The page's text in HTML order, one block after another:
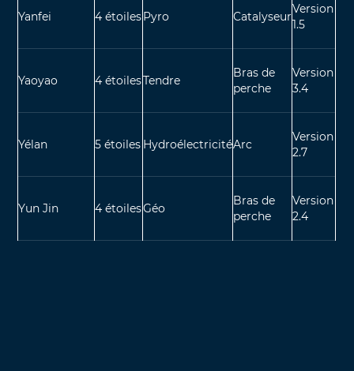
Yanfei 4 étoiles Pyro Catalyseur
Version
1.5
Yaoyao 4 étoilesTendre
Bras de
perche
Version
3.4
Yélan 5 étoiles HydroélectricitéArc
Version
2.7
Yun Jin 4 étoilesGéo
Bras de
perche
Version
2.4